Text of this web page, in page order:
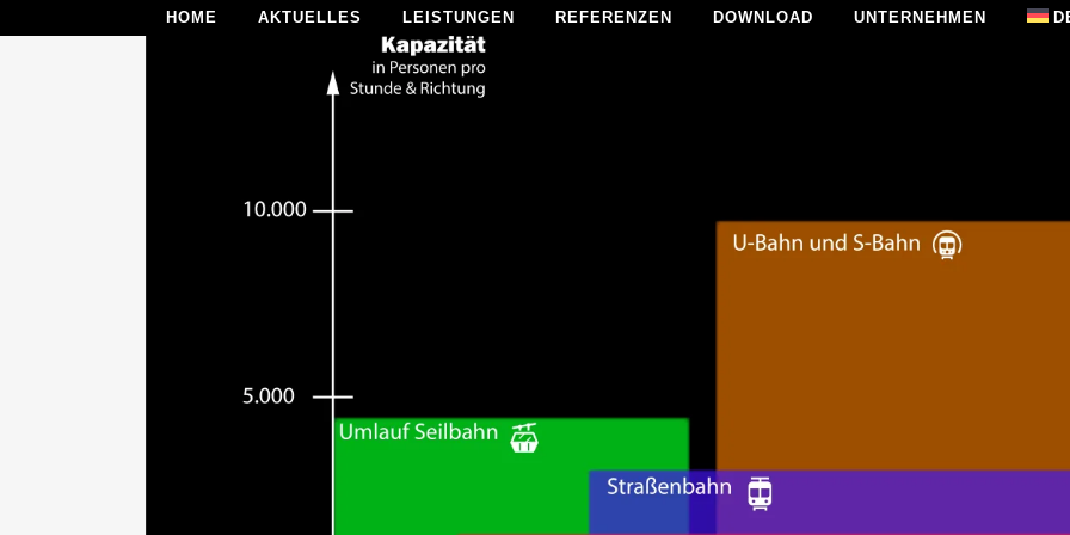
HOME AKTUELLES LEISTUNGEN REFERENZEN DOWNLOAD UNTERNEHMEN